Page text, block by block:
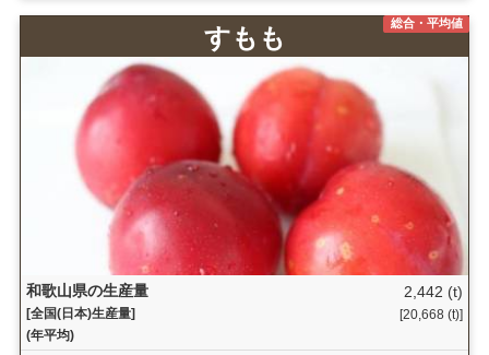
総合・平均値
すもも
和歌山県の生産量
[全国(日本)生産量]
(年平均)
2,442 (t)
[20,668 (t)]